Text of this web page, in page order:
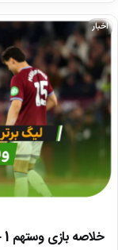
اخبار
خلاصه بازی وستهم 1 – 1 منچسترسیتی (لیگ برتر انگلیس)